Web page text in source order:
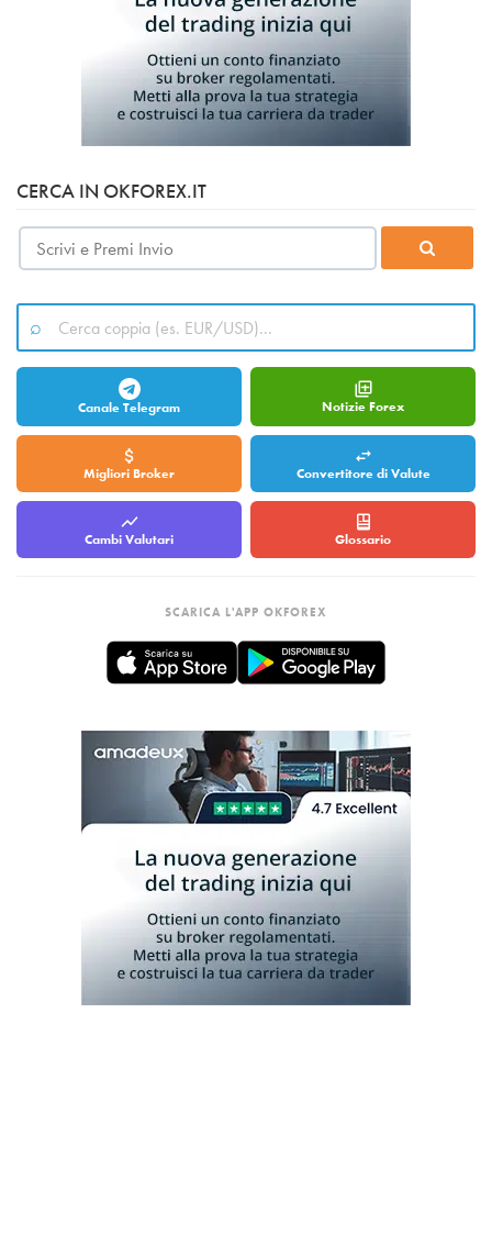
CERCA IN OKFOREX.IT
Canale Telegram Notizie Forex
Migliori Broker Convertitore di Valute
Cambi Valutari Glossario
SCARICA L'APP OKFOREX